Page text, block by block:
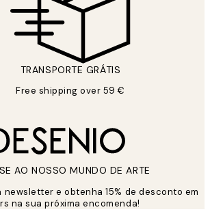
TRANSPORTE GRÁTIS
Free shipping over 59 €
AO NOSSO MUNDO DE ARTE
newsletter e obtenha 15% de desconto em
na sua próxima encomenda!